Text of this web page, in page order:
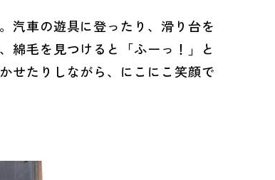
汽車の遊具に登ったり、滑り台を
綿毛を見つけると「ふーっ！」と
せたりしながら、にこにこ笑顔で